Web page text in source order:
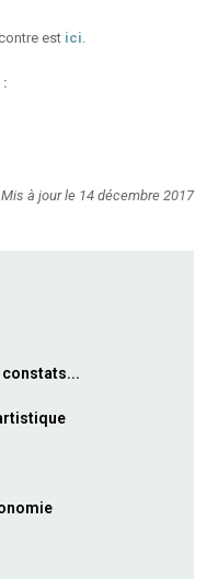
est ici.
:
Mis à jour le 14 décembre 2017